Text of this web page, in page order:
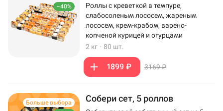
–40%
Роллы с креветкой в темпуре,
слабосоленым лососем, жареным
лососем, крем-крабом, варено-
копченой курицей и огурцами
2 кг · 80 шт.
1899 ₽ 3169 ₽
Больше выбора Собери сет, 5 роллов